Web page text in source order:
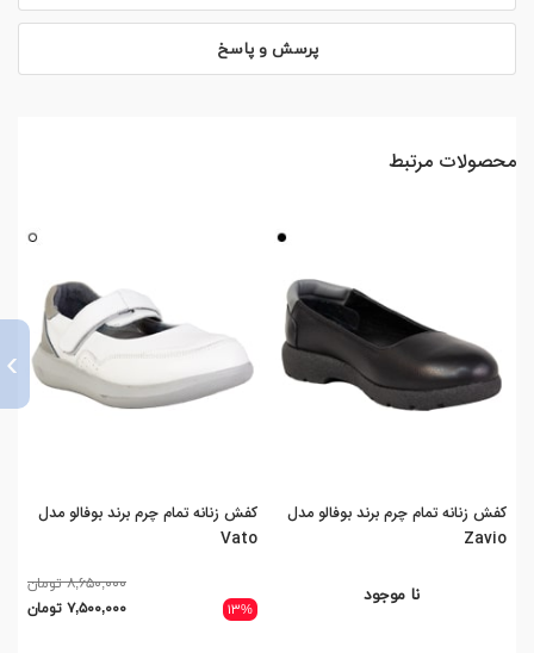
پرسش و پاسخ
محصولات مرتبط
کفش زنانه تمام چرم برند بوفالو مدل
Zavio
نا موجود
کفش زنانه تمام چرم برند بوفالو مدل
Vato
۱۳%
۸,۶۵۰,۰۰۰ تومان
۷,۵۰۰,۰۰۰ تومان
›